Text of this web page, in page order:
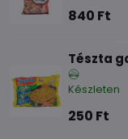
840 Ft
Tészta
Készleten
250 Ft